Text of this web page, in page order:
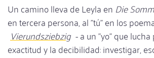
Un camino lleva de Leyla en Die
en tercera persona, al "tú" en los
Vierundsziebzig - a un "yo" que
exactitud y la decibilidad: investigar,